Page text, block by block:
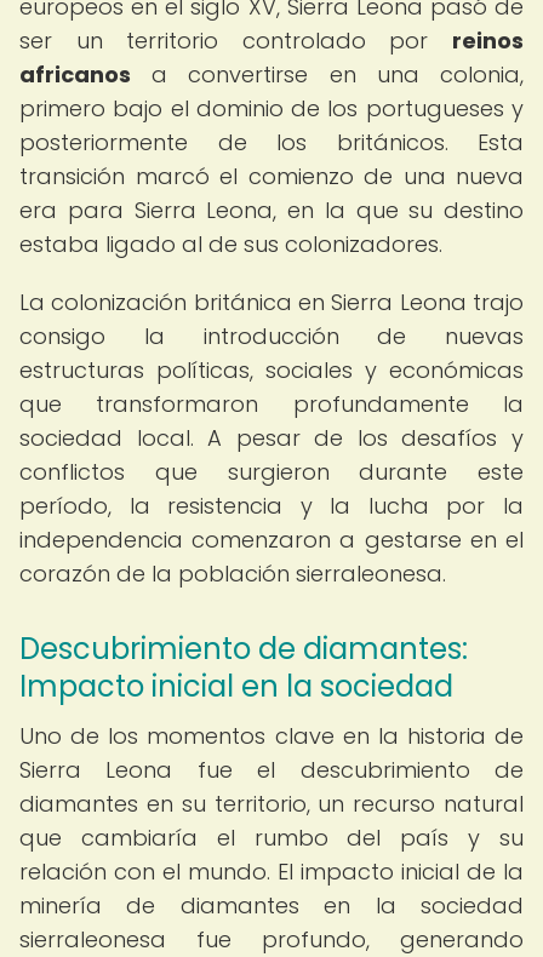
europeos en el siglo XV, Sierra Leona pasó de
ser un territorio controlado por reinos
africanos a convertirse en una colonia,
primero bajo el dominio de los portugueses y
posteriormente de los británicos. Esta
transición marcó el comienzo de una nueva
era para Sierra Leona, en la que su destino
estaba ligado al de sus colonizadores.
La colonización británica en Sierra Leona trajo
consigo la introducción de nuevas
estructuras políticas, sociales y económicas
que transformaron profundamente la
sociedad local. A pesar de los desafíos y
conflictos que surgieron durante este
período, la resistencia y la lucha por la
independencia comenzaron a gestarse en el
corazón de la población sierraleonesa.
Descubrimiento de diamantes:
Impacto inicial en la sociedad
Uno de los momentos clave en la historia de
Sierra Leona fue el descubrimiento de
diamantes en su territorio, un recurso natural
que cambiaría el rumbo del país y su
relación con el mundo. El impacto inicial de la
minería de diamantes en la sociedad
sierraleonesa fue profundo, generando